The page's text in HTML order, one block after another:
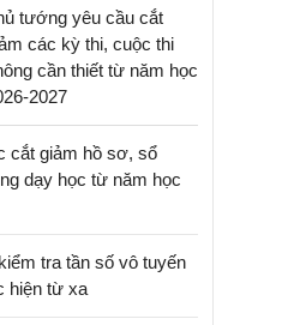
tướng yêu cầu cắt
các kỳ thi, cuộc thi
cần thiết từ năm học
2027
cắt giảm hồ sơ, sổ
dạy học từ năm học
tra tần số vô tuyến
hiện từ xa